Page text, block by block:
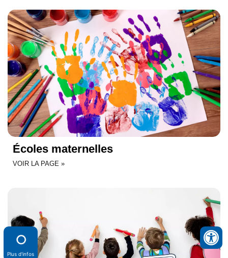
Écoles maternelles
VOIR LA PAGE »
Plus d'infos